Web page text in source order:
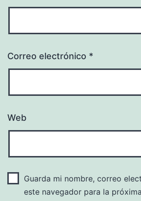
Correo electrónico *
Web
Guarda mi nombre, correo
este navegador para la